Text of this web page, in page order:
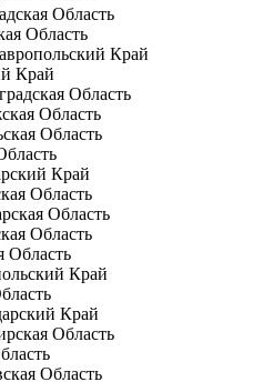
Область
Область
Край
Край
Область
Область
Область
Край
Область
Область
Область
Область
Край
Край
Область
Область